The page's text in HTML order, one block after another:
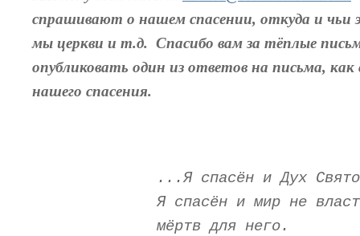
спрашивают о нашем спасении, откуда и чьи
мы церкви и т.д. Спасибо вам за тёплые
опубликовать один из ответов на письма, как
нашего спасения.
...Я спасён и Дух
Я спасён и мир не
мёртв для него.